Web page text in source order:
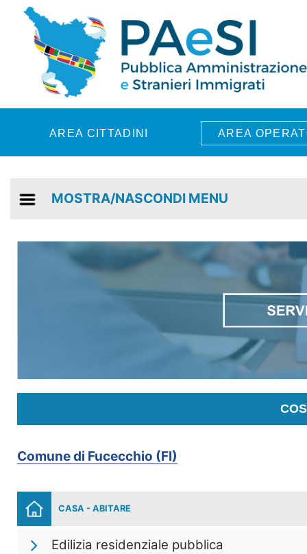
Skip to main content
AREA CITTADINI AREA
MOSTRA/NASCONDI MENU
Comune di Fucecchio (FI)
CASA - ABITARE
Edilizia residenziale pubblica